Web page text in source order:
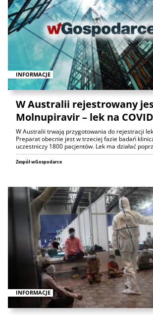
INFORMACJE
W Australii rejestrowany
Molnupiravir – lek na
W Australii trwają przygotowania do rejestracji
Preparat obecnie jest w trzeciej fazie badań
uczestniczy 1800 pacjentów. Lek ma działać
Zespół wGospodarce
INFORMACJE